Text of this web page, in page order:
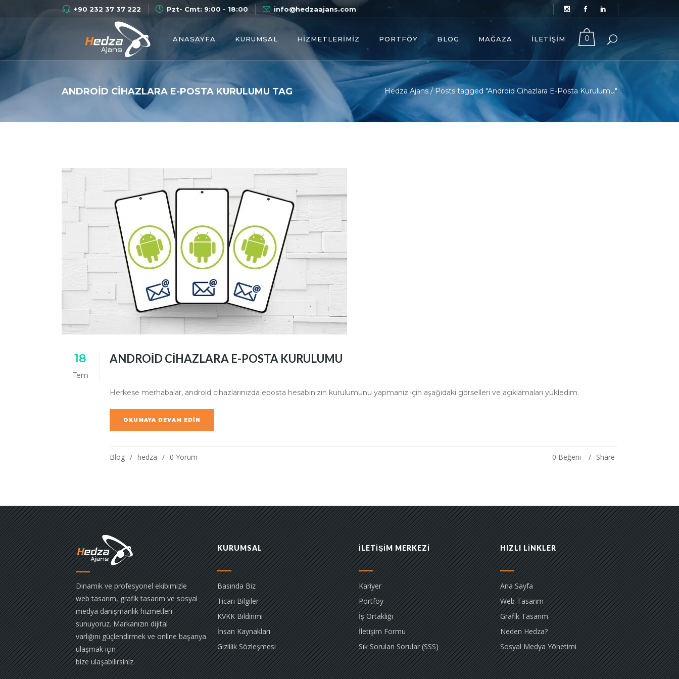
+90 232 37 37 222 Pzt- Cmt: 9:00 - 18:00 info@hedzaajans.com
0
ANASAYFA KURUMSAL HIZMETLERIMIZ PORTFÖY BLOG MAĞAZA İLETIŞIM
ANDROID CIHAZLARA E-POSTA KURULUMU TAG Hedza Ajans/Posts tagged "Android Cihazlara E-Posta Kurulumu"
18
Tem
ANDROID CIHAZLARA E-POSTA KURULUMU
Herkese merhabalar, android cihazlarınızda eposta hesabınızın kurulumunu yapmanız için aşağıdaki görselleri ve açıklamaları yükledim.
OKUMAYA DEVAM EDIN
Blog hedza 0 Yorum Share
0 Beğeni
Dinamik ve profesyonel ekibimizle
web tasarım, grafik tasarım ve sosyal
medya danışmanlık hizmetleri
sunuyoruz. Markanızın dijital
varlığını güçlendirmek ve online başarıya
ulaşmak için
bize ulaşabilirsiniz.
KURUMSAL
Basında Biz
Ticari Bilgiler
KVKK Bildirimi
İnsan Kaynakları
Gizlilik Sözleşmesi
İLETİŞİM MERKEZİ
Kariyer
Portföy
İş Ortaklığı
İletişim Formu
Sık Sorulan Sorular (SSS)
HIZLI LİNKLER
Ana Sayfa
Web Tasarım
Grafik Tasarım
Neden Hedza?
Sosyal Medya Yönetimi